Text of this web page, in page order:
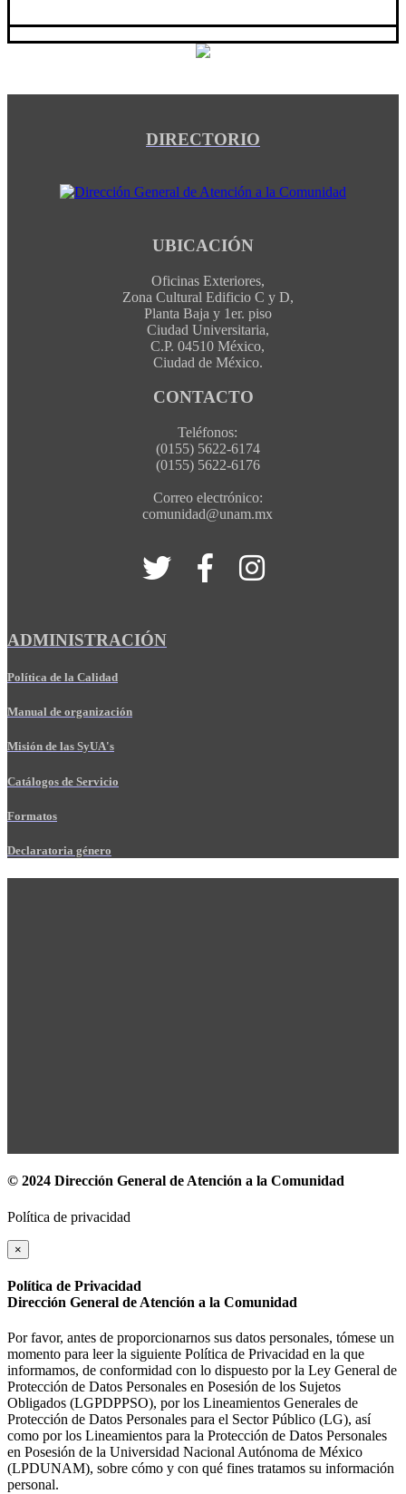
DIRECTORIO
UBICACIÓN
Oficinas Exteriores,
Zona Cultural Edificio C y D,
Planta Baja y 1er. piso
Ciudad Universitaria,
C.P. 04510 México,
Ciudad de México.
CONTACTO
Teléfonos:
(0155) 5622-6174
(0155) 5622-6176
Correo electrónico:
comunidad@unam.mx
ADMINISTRACIÓN
Política de la Calidad
Manual de organización
Misión de las SyUA's
Catálogos de Servicio
Formatos
Declaratoria género
© 2024 Dirección General de Atención a la Comunidad
Política de privacidad
×
Política de Privacidad
Dirección General de Atención a la Comunidad
Por favor, antes de proporcionarnos sus datos personales, tómese un
momento para leer la siguiente Política de Privacidad en la que
informamos, de conformidad con lo dispuesto por la Ley General de
Protección de Datos Personales en Posesión de los Sujetos
Obligados (LGPDPPSO), por los Lineamientos Generales de
Protección de Datos Personales para el Sector Público (LG), así
como por los Lineamientos para la Protección de Datos Personales
en Posesión de la Universidad Nacional Autónoma de México
(LPDUNAM), sobre cómo y con qué fines tratamos su información
personal.